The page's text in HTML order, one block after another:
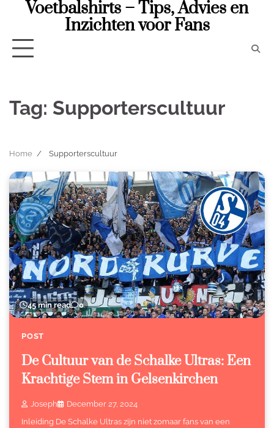
Voetbalshirts – Tips, Advies en
Inzichten voor Fans
Tag: Supporterscultuur
Home Supporterscultuur
45 min read 0
POST
De Cultuur van de Schalke Ultras: Een
Krachtige Stem in Gelsenkirchen
Joseph
December 27, 2024
Inleiding De Schalke Ultras zijn niet zomaar fans van een